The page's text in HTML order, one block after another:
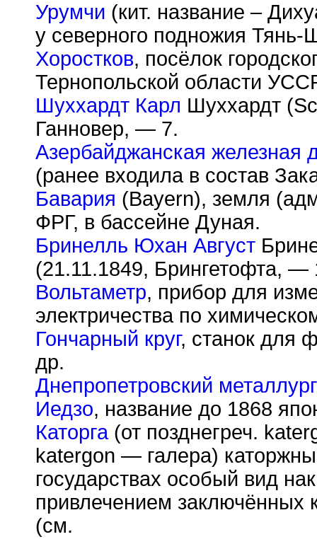
Урумчи (кит. название –
у северного подножия Тянь-
Хоростков, посёлок
Тернопольской области
Шуххардт Карл Шуххардт
Ганновер, — 7.
Азербайджанская железная
(ранее входила в состав
Бавария (Bayern), земля
ФРГ, в бассейне Дуная.
Бринелль Юхан Август
(21.11.1849, Брингетофта, —
Вольтаметр, прибор для
электричества по
Гончарный круг, станок для
др.
Днепропетровский
Иедзо, название до 1868
Каторга(от позднегреч.
katergon — галера)
государствах особый вид
привлечением заключённых
(см.